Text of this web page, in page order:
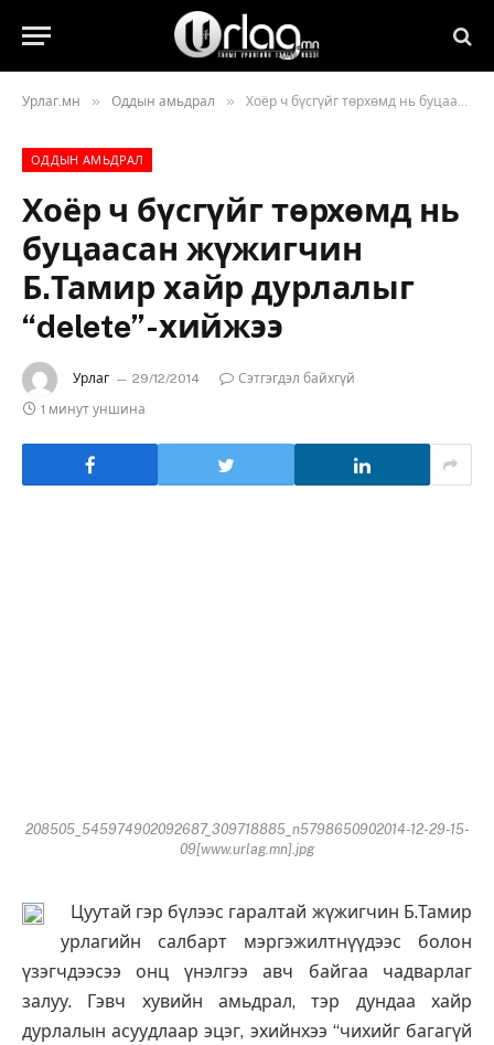
Урлаг.мн » Оддын амьдрал » Хоёр ч бүсгүйг төрхөмд нь буцаасан жүжигчин Б.Тамир хайр дурлалыг “delete”-хийжээ
ОДДЫН АМЬДРАЛ
Хоёр ч бүсгүйг төрхөмд нь
буцаасан жүжигчин
Б.Тамир хайр дурлалыг
“delete”-хийжээ
Урлаг 29/12/2014
Сэтгэгдэл байхгүй
1 минут уншина
208505_545974902092687_309718885_n5798650902014-12-29-15-
09[www.urlag.mn].jpg
Цуутай гэр бүлээс гаралтай жүжигчин Б.Тамир
урлагийн салбарт мэргэжилтнүүдээс болон
үзэгчдээсээ онц үнэлгээ авч байгаа чадварлаг
залуу. Гэвч хувийн амьдрал, тэр дундаа хайр
дурлалын асуудлаар эцэг, эхийнхээ “чихийг багагүй